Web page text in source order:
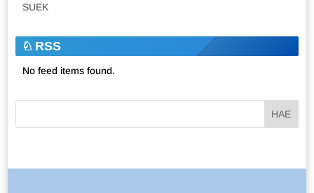
SUEK
RSS
No feed items found.